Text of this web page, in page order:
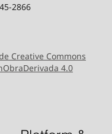
2866
Creative Commons
4.0